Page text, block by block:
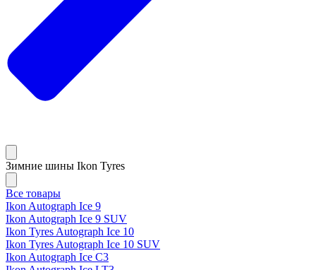
Зимние шины Ikon Tyres
Все товары
Ikon Autograph Ice 9
Ikon Autograph Ice 9 SUV
Ikon Tyres Autograph Ice 10
Ikon Tyres Autograph Ice 10 SUV
Ikon Autograph Ice C3